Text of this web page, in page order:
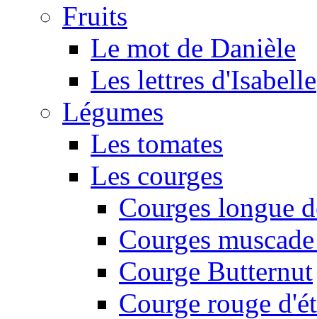
Fruits
Le mot de Danièle
Les lettres d'Isabelle
Légumes
Les tomates
Les courges
Courges longue
Courges
Courge Butternut
Courge rouge